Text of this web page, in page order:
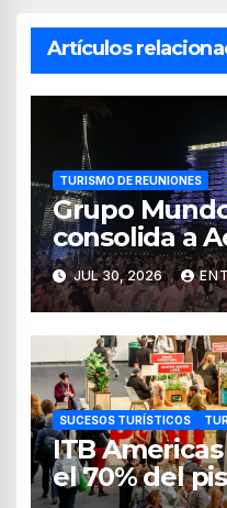
Artículos
TURISMO DE REUNIONES
Grupo
consolida a
destino líder
de reuniones
JUL 30, 2026
SUCESOS TURÍSTICOS
ITB
el 70% del